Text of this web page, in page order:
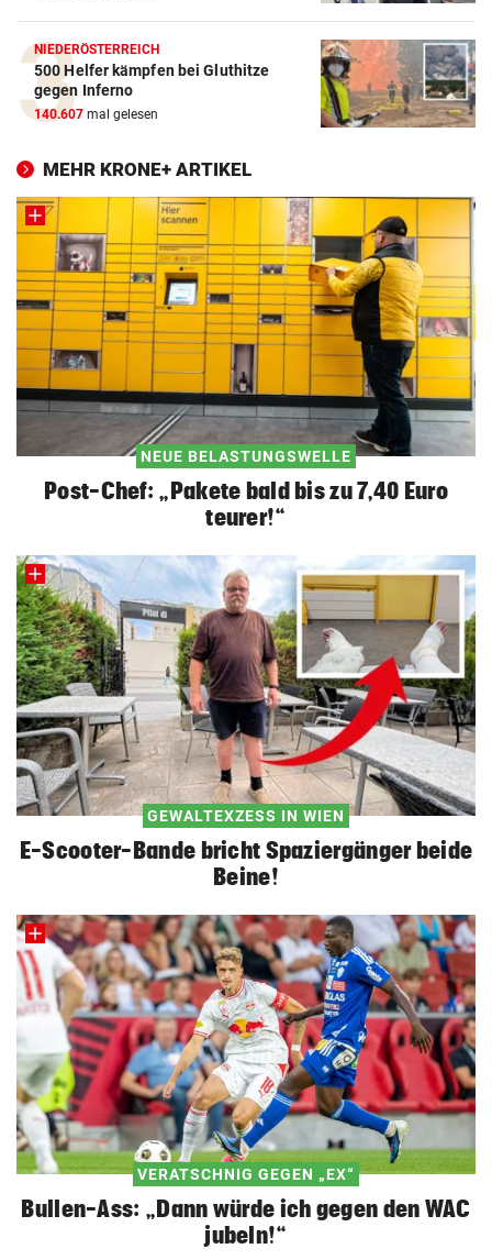
NIEDERÖSTERREICH
500 Helfer kämpfen bei Gluthitze
gegen Inferno
140.607 mal gelesen
MEHR KRONE+ ARTIKEL
NEUE BELASTUNGSWELLE
Post-Chef: „Pakete bald bis zu 7,40 Euro
teurer!“
GEWALTEXZESS IN WIEN
E-Scooter-Bande bricht Spaziergänger beide
Beine!
VERATSCHNIG GEGEN „EX“
Bullen-Ass: „Dann würde ich gegen den WAC
jubeln!“